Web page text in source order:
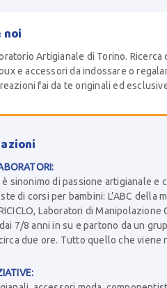
noi
Artigianale di Torino.
e accessori da indossare o
fai da te originali ed
è sinonimo di passione artigianale e
di corsi per bambini: L’ABC della
Laboratori di
7/8 anni in su e partono da un
due ore. Tutto quello che